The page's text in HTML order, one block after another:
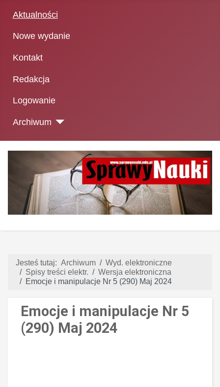
Aktualności
Nowe wydanie
Kontakt
Redakcja
Logowanie
Archiwum
Jesteś tutaj: Archiwum
Wyd. elektroniczne
Spisy treści elektr.
Wersja elektroniczna
Emocje i manipulacje Nr 5 (290) Maj 2024
Emocje i manipulacje Nr 5
(290) Maj 2024